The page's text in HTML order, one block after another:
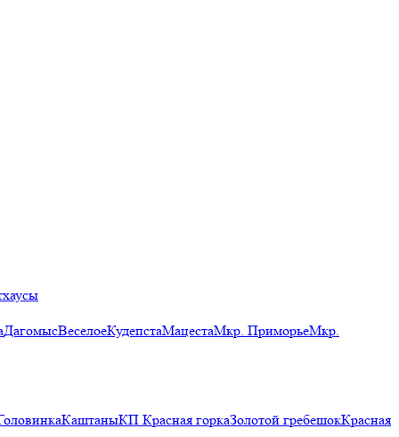
ДагомысВеселоеКудепстаМацестаМкр. ПриморьеМкр.
КаштаныКП Красная горкаЗолотой гребешокКрасная